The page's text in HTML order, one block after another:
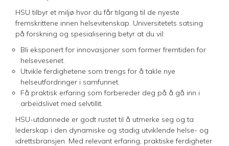
HSU tilbyr et miljø hvor du får tilgang til de nyeste
fremskrittene innen helsevitenskap. Universitetets satsing
på forskning og spesialisering betyr at du vil:
Bli eksponert for innovasjoner som former fremtiden for
helsevesenet.
Utvikle ferdighetene som trengs for å takle nye
helseutfordringer i samfunnet.
Få praktisk erfaring som forbereder deg på å gå inn i
arbeidslivet med selvtillit.
HSU-utdannede er godt rustet til å utmerke seg og ta
lederskap i den dynamiske og stadig utviklende helse- og
idrettsbransjen. Med relevant erfaring, praktiske ferdigheter